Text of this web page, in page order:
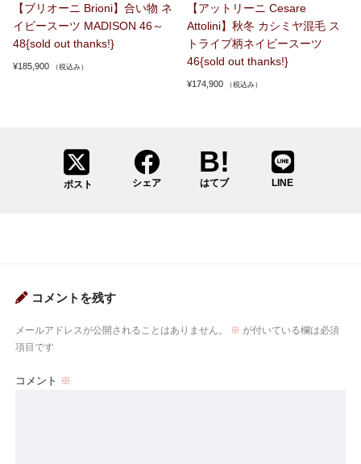
【ブリオーニ Brioni】合い物 ネ
イビースーツ MADISON 46～
48{sold out thanks!}
¥185,900 （税込み）
【アットリーニ Cesare
Attolini】秋冬 カシミヤ混毛 ス
トライプ柄ネイビースーツ
46{sold out thanks!}
¥174,900 （税込み）
ポスト シェア はてブ LINE
コメントを残す
メールアドレスが公開されることはありません。 ※ が付いている欄は必須
項目です
コメント ※